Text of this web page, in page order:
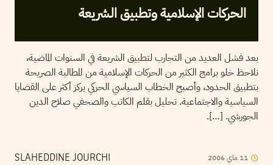
الحركات الإسلامية وتطبيق الشريعة
بعد فشل العديد من التجارب لتطبيق الشريعة في السنوات الماضية،
نلاحظ خلو برامج الكثير من الحركات الإسلامية من المطالبة الصريحة
بتطبيق الحدود، وأصبح الخطاب السياسي الحركي يركز أكثر على القضايا
السياسية والاجتماعية. تحليل بقلم الكاتب والصحفي صلاح الدين
الجورشي. […].
SLAHEDDINE JOURCHI 11 ماي2006